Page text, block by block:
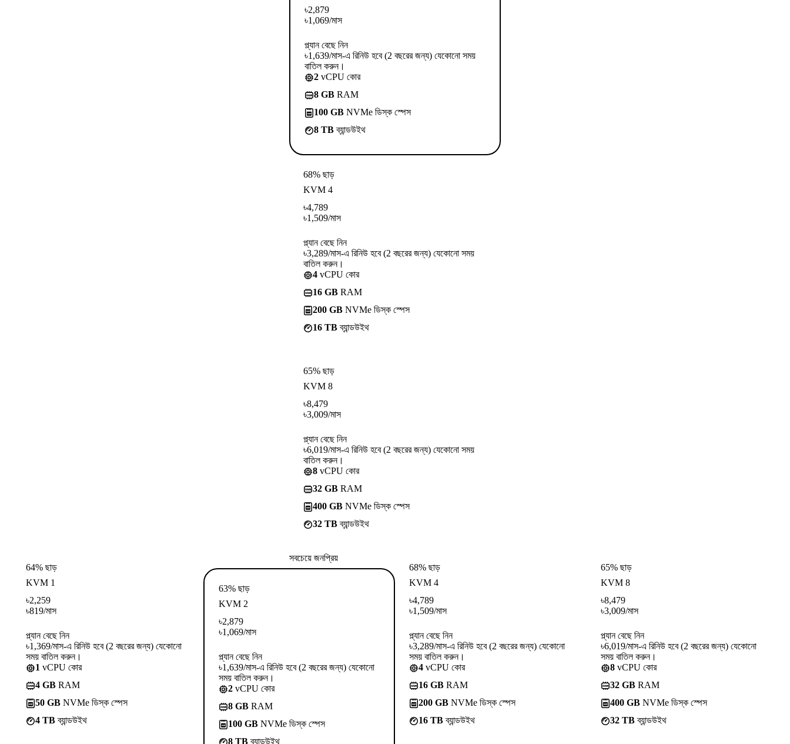
৳2,879
৳1,069/মাস
প্ল্যান বেছে নিন
৳1,639/মাস-এ রিনিউ হবে (2 বছরের জন্য) যেকোনো সময়
বাতিল করুন।
2 vCPU কোর
8 GB RAM
100 GB NVMe ডিস্ক স্পেস
8 TBব্যান্ডউইথ
68% ছাড়
KVM 4
৳4,789
৳1,509/মাস
প্ল্যান বেছে নিন
৳3,289/মাস-এ রিনিউ হবে (2 বছরের জন্য) যেকোনো সময়
বাতিল করুন।
4 vCPU কোর
16 GB RAM
200 GB NVMe ডিস্ক স্পেস
16 TBব্যান্ডউইথ
65% ছাড়
KVM 8
৳8,479
৳3,009/মাস
প্ল্যান বেছে নিন
৳6,019/মাস-এ রিনিউ হবে (2 বছরের জন্য) যেকোনো সময়
বাতিল করুন।
8 vCPU কোর
32 GB RAM
400 GB NVMe ডিস্ক স্পেস
32 TBব্যান্ডউইথ
64% ছাড়
KVM 1
৳2,259
৳819/মাস
প্ল্যান বেছে নিন
৳1,369/মাস-এ রিনিউ হবে (2 বছরের জন্য) যেকোনো
সময় বাতিল করুন।
1 vCPU কোর
4 GB RAM
50 GB NVMe ডিস্ক স্পেস
4 TBব্যান্ডউইথ
সবচেয়ে জনপ্রিয়
63% ছাড়
KVM 2
৳2,879
৳1,069/মাস
প্ল্যান বেছে নিন
৳1,639/মাস-এ রিনিউ হবে (2 বছরের জন্য) যেকোনো
সময় বাতিল করুন।
2 vCPU কোর
8 GB RAM
100 GB NVMe ডিস্ক স্পেস
8 TBব্যান্ডউইথ
68% ছাড়
KVM 4
৳4,789
৳1,509/মাস
প্ল্যান বেছে নিন
৳3,289/মাস-এ রিনিউ হবে (2 বছরের জন্য) যেকোনো
সময় বাতিল করুন।
4 vCPU কোর
16 GB RAM
200 GB NVMe ডিস্ক স্পেস
16 TBব্যান্ডউইথ
65% ছাড়
KVM 8
৳8,479
৳3,009/মাস
প্ল্যান বেছে নিন
৳6,019/মাস-এ রিনিউ হবে (2 বছরের জন্য) যেকোনো
সময় বাতিল করুন।
8 vCPU কোর
32 GB RAM
400 GB NVMe ডিস্ক স্পেস
32 TBব্যান্ডউইথ